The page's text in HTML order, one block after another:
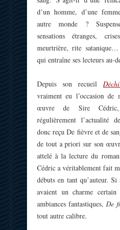
d’un homme, d’une
autre monde ?
sensations étranges,
meurtrière, rite
qui entraîne ses lecteurs au-
Depuis son recueil
vraiment eu l’occasion de
œuvre de Sire
régulièrement l’actualité
donc reçu De fièvre et de
de tout a priori sur son
attelé à la lecture du
Cédric a véritablement fait
débuts en tant qu’auteur. Si
avaient un charme
ambiances fantastiques,De
tout autre calibre.